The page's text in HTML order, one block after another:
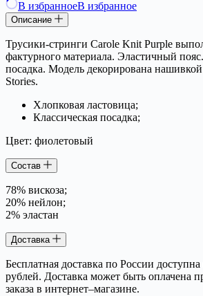
В избранноеВ избранное
Описание
Трусики-стринги Carole Knit Purple
фактурного материала. Эластичный
посадка. Модель декорирована
Stories.
Хлопковая ластовица;
Классическая посадка;
Цвет: фиолетовый
Состав
78% вискоза;
20% нейлон;
2% эластан
Доставка
Бесплатная доставка по России
рублей. Доставка может быть оплачена
заказа в интернет–магазине.